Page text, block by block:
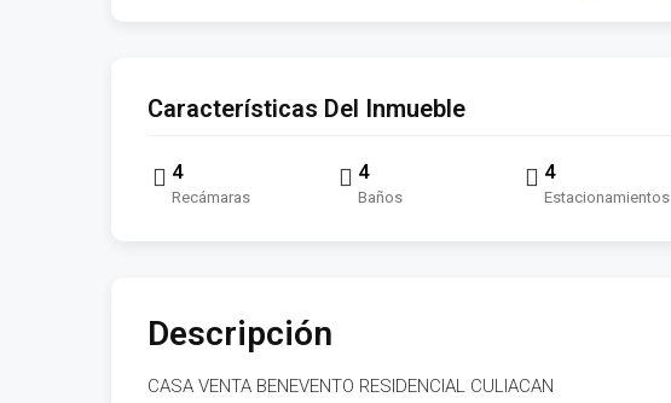
Características Del Inmueble
4
Recámaras
4
Baños
4
Estacionamientos
Descripción
CASA VENTA BENEVENTO RESIDENCIAL CULIACAN